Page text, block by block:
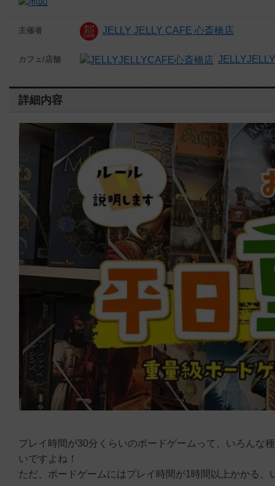
主催者 JELLY JELLY CAFE 心斎橋店
カフェ/店舗
詳細内容
プレイ時間が30分くらいのボードゲームって、いろんな
いですよね！
ただ、ボードゲームにはプレイ時間が1時間以上かかる